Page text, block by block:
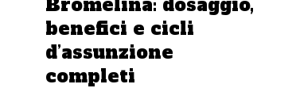
benefici e cicli
d’assunzione
completi